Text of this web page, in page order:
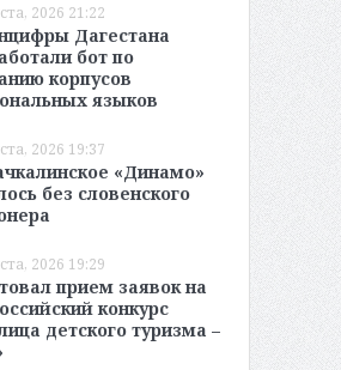
2026 21:22
Дагестана
бот по
корпусов
языков
2026 19:37
«Динамо»
без словенского
2026 19:29
прием заявок на
конкурс
детского туризма –